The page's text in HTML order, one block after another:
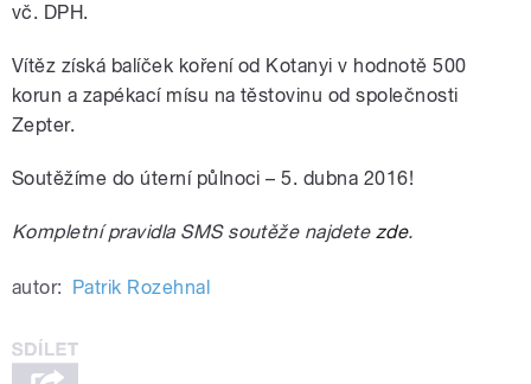
vč. DPH.
Vítěz získá balíček koření od Kotanyi v hodnotě 500
korun a zapékací mísu na těstovinu od společnosti
Zepter.
Soutěžíme do úterní půlnoci – 5. dubna 2016!
Kompletní pravidla SMS soutěže najdete zde.
autor: Patrik Rozehnal